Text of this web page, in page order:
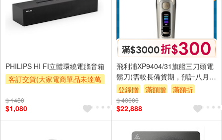
PHILIPS HI FI立體環繞電腦音箱
客訂交貨(大家電商單品未達萬
區費另計,實際收費以專人聯絡
$ 1480
$1,080
飛利浦XP9404/31旗艦三刀頭電
鬍刀(需較長備貨期，預計八月中
到貨，下單前請先自行評估！)
登錄贈 滿額贈
滿額折
贈$200
$ 40000
$22,888